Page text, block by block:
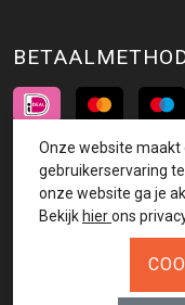
INSCHRIJVEN
Onze website maakt
gebruikerservaring
onze website ga je
Bekijk hierons